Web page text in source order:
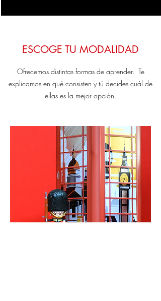
ESCOGE TU MODALIDAD
Ofrecemos distintas formas de aprender. Te
explicamos en qué consisten y tú decides cuál de
ellas es la mejor opción.